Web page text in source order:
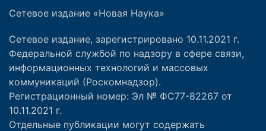
Сетевое издание «Новая Наука»
Сетевое издание, зарегистрировано 10.11.2021 г.
Федеральной службой по надзору в сфере связи,
информационных технологий и массовых
коммуникаций (Роскомнадзор).
Регистрационный номер: Эл № ФС77-82267 от
10.11.2021 г.
Отдельные публикации могут содержать